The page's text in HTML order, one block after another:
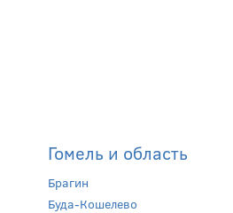
Гомель и область
Брагин
Буда-Кошелево